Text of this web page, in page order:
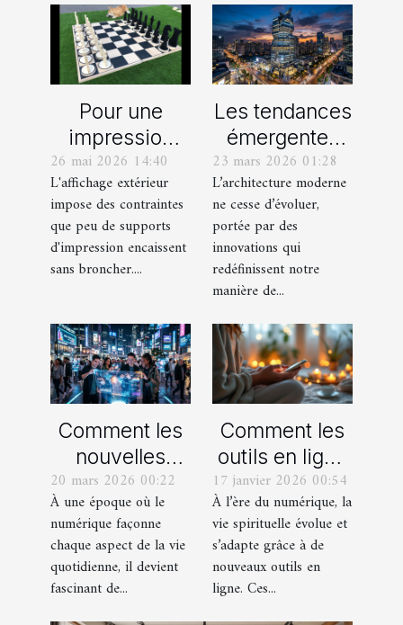
Pour une
impression
extérieure,
optez pour le
rouleau
adhésif en
vinyle
26 mai 2026 14:40
L'affichage extérieur
impose des contraintes
que peu de supports
d'impression encaissent
sans broncher....
Les tendances
émergentes
dans
l'architecture
moderne
23 mars 2026 01:28
L’architecture moderne
ne cesse d’évoluer,
portée par des
innovations qui
redéfinissent notre
manière de...
Comment les
nouvelles
technologies
influencent-
elles les
pratiques
culturelles
20 mars 2026 00:22
À une époque où le
numérique façonne
chaque aspect de la vie
quotidienne, il devient
fascinant de...
Comment les
outils en ligne
facilitent-ils la
vie spirituelle
des fidèles ?
17 janvier 2026 00:54
À l’ère du numérique, la
vie spirituelle évolue et
s’adapte grâce à de
nouveaux outils en
ligne. Ces...